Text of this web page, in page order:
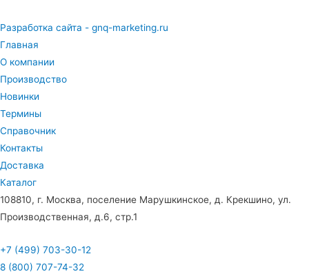
Разработка сайта - gnq-marketing.ru
Главная
О компании
Производство
Новинки
Термины
Справочник
Контакты
Доставка
Каталог
108810, г. Москва, поселение Марушкинское, д. Крекшино, ул.
Производственная, д.6, стр.1
+7 (499) 703-30-12
8 (800) 707-74-32